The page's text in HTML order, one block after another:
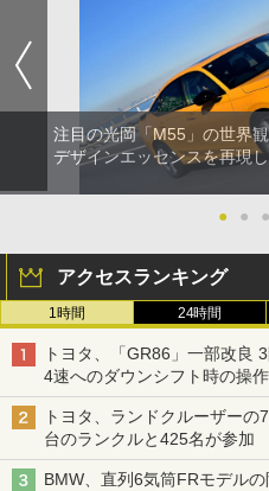
注目の光岡「M55」の世界
デザインエッセンスを再現
● ● ●
アクセスランキング
1時間 24時間
トヨタ、「GR86」一部改良
4速へのダウンシフト時の操
トヨタ、ランドクルーザー
台のランクルと425名が参加
BMW、直列6気筒FRモデルの